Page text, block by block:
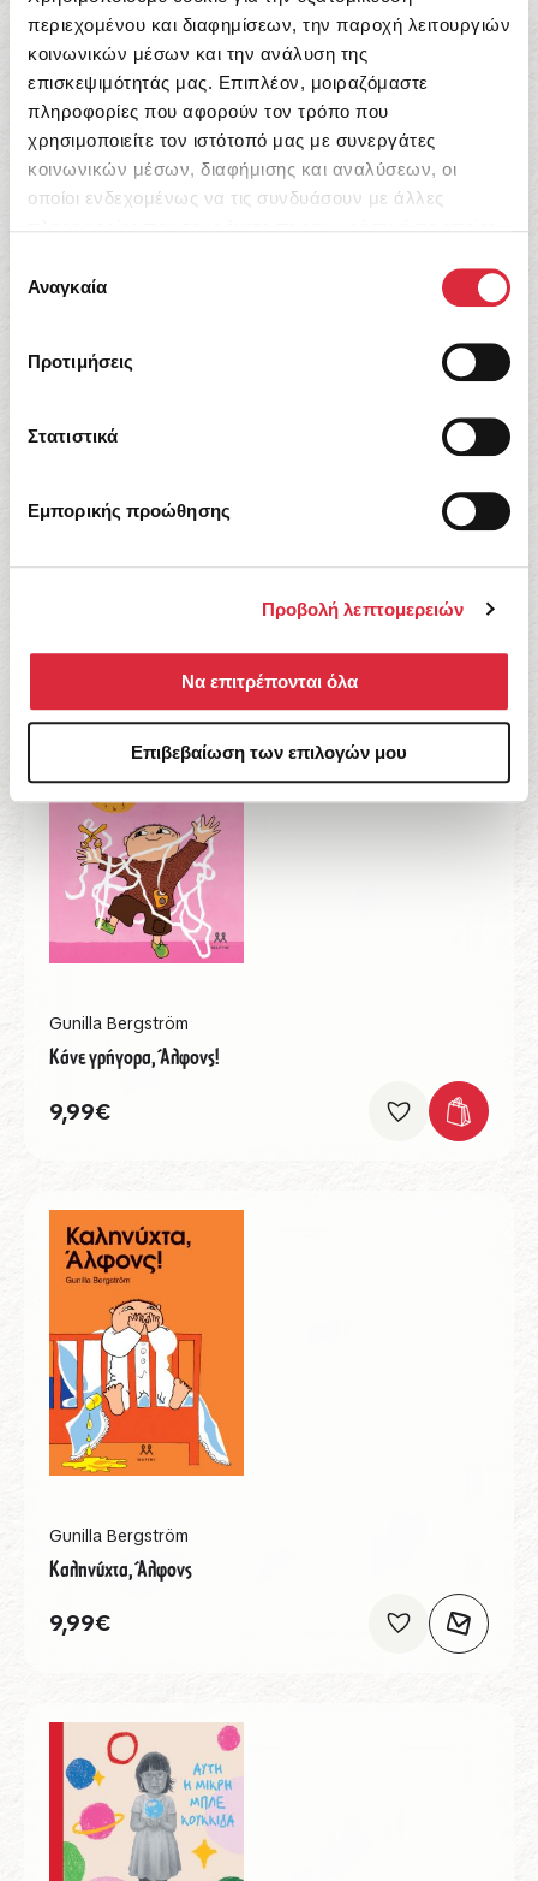
περιεχομένου και διαφημίσεων, την παροχή λειτουργιών
κοινωνικών μέσων και την ανάλυση της
επισκεψιμότητάς μας. Επιπλέον, μοιραζόμαστε
πληροφορίες που αφορούν τον τρόπο που
χρησιμοποιείτε τον ιστότοπό μας με συνεργάτες
κοινωνικών μέσων, διαφήμισης και αναλύσεων, οι
οποίοι ενδεχομένως να τις συνδυάσουν με άλλες
των υπηρεσιών τους.
συγκατάθεσης
Αναγκαία
Προτιμήσεις
Στατιστικά
Εμπορικής προώθησης
Προβολή λεπτομερειών
Να επιτρέπονται όλα
Επιβεβαίωση των επιλογών μου
Οι αλλιώτικοι μικροί γονείς μου
12,96€
Gunilla Bergström
Gunilla Bergström
Κάνε γρήγορα, Άλφονς!
9,99€
Gunilla Bergström
Καληνύχτα, Άλφονς
9,99€